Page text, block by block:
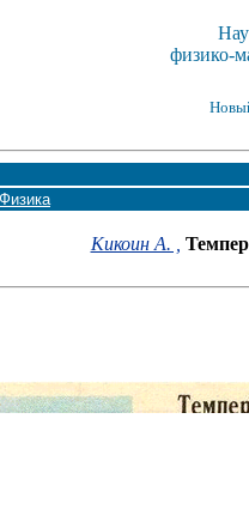
физико-
Физика
Кикоин А. ,